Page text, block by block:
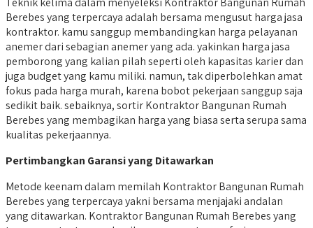
Berebes yang terpercaya adalah bersama mengusut harga jasa
kontraktor. kamu sanggup membandingkan harga pelayanan
anemer dari sebagian anemer yang ada. yakinkan harga jasa
pemborong yang kalian pilah seperti oleh kapasitas karier dan
juga budget yang kamu miliki. namun, tak diperbolehkan amat
fokus pada harga murah, karena bobot pekerjaan sanggup saja
sedikit baik. sebaiknya, sortir Kontraktor Bangunan Rumah
Berebes yang membagikan harga yang biasa serta serupa sama
kualitas pekerjaannya.
Pertimbangkan Garansi yang Ditawarkan
Metode keenam dalam memilah Kontraktor Bangunan Rumah
Berebes yang terpercaya yakni bersama menjajaki andalan
yang ditawarkan. Kontraktor Bangunan Rumah Berebes yang